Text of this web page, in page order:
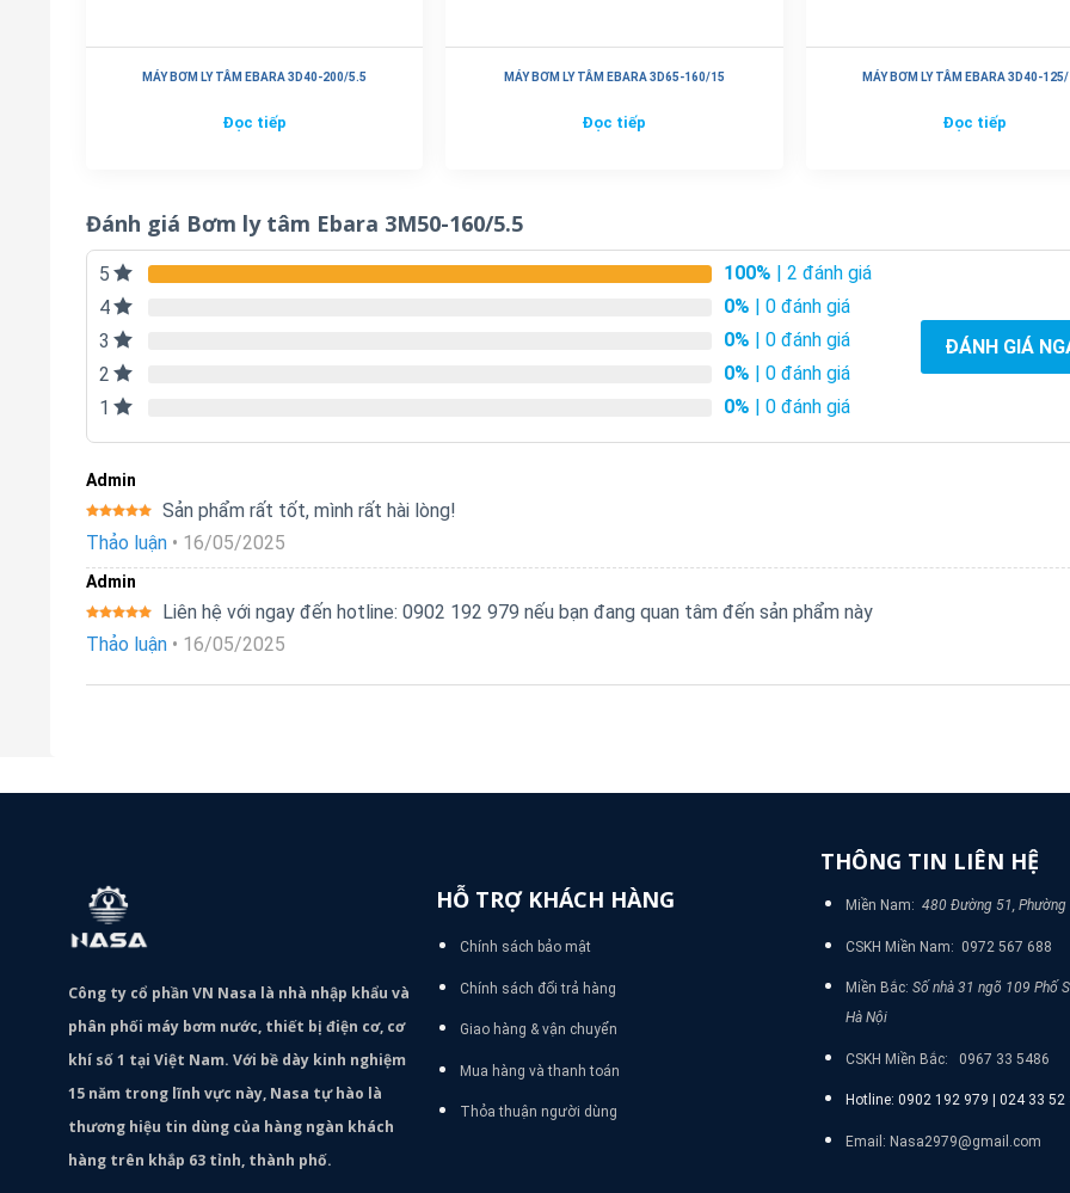
MÁY BƠM LY TÂM EBARA 3D40-200/5.5
Đọc tiếp
MÁY BƠM LY TÂM EBARA 3D65-160/15
Đọc tiếp
MÁY BƠM LY TÂM EBARA 3D40-
Đọc tiếp
Đánh giá Bơm ly tâm Ebara 3M50-160/5.5
5 100% | 2 đánh giá
4
0% | 0 đánh giá
3
0% | 0 đánh giá
2
0% | 0 đánh giá
1
0% | 0 đánh giá
ĐÁNH GIÁ
Admin
Được xếp
hạng5
Sản phẩm rất tốt, mình rất hài lòng!
Thảo luận • 16/05/2025
Admin
Được xếp
hạng5
Liên hệ với ngay đến hotline: 0902 192 979 nếu bạn đang quan tâm đến sản phẩm này
Thảo luận • 16/05/2025
Công ty cổ phần VN Nasa là nhà nhập khẩu và
phân phối máy bơm nước, thiết bị điện cơ, cơ
khí số 1 tại Việt Nam. Với bề dày kinh nghiệm
15 năm trong lĩnh vực này, Nasa tự hào là
thương hiệu tin dùng của hàng ngàn khách
hàng trên khắp 63 tỉnh, thành phố.
HỖ TRỢ KHÁCH HÀNG
Chính sách bảo mật
Chính sách đổi trả hàng
Giao hàng & vận chuyển
Mua hàng và thanh toán
Thỏa thuận người dùng
THÔNG TIN LIÊN HỆ
Miền Nam: 480 Đường 51, Phường
CSKH Miền Nam: 0972 567 688
Miền Bắc: Số nhà 31 ngõ 109 Phố
Hà Nội
CSKH Miền Bắc: 0967 33 5486
Hotline: 0902 192 979 | 024 33
Email: Nasa2979@gmail.com